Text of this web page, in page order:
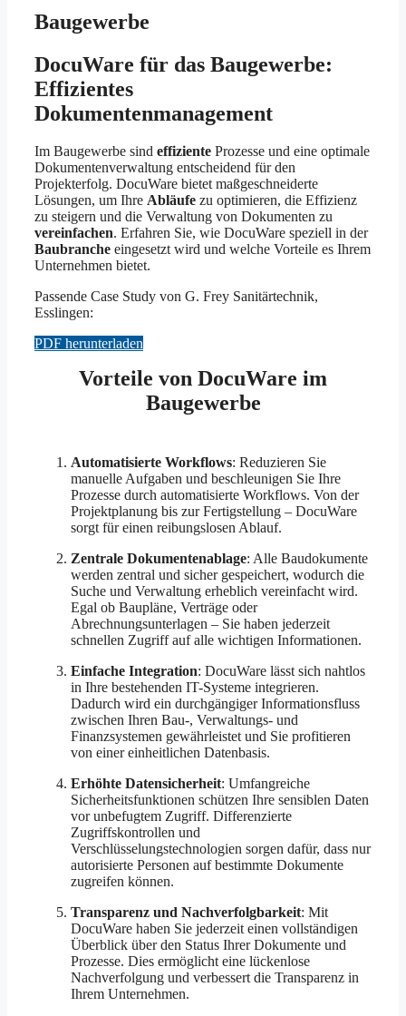
Baugewerbe
DocuWare für das Baugewerbe:
Effizientes
Dokumentenmanagement
Im Baugewerbe sind effiziente Prozesse und eine optimale
Dokumentenverwaltung entscheidend für den
Projekterfolg. DocuWare bietet maßgeschneiderte
Lösungen, um Ihre Abläufe zu optimieren, die Effizienz
zu steigern und die Verwaltung von Dokumenten zu
vereinfachen. Erfahren Sie, wie DocuWare speziell in der
Baubranche eingesetzt wird und welche Vorteile es Ihrem
Unternehmen bietet.
Passende Case Study von G. Frey Sanitärtechnik,
Esslingen:
PDF herunterladen
Vorteile von DocuWare im
Baugewerbe
Automatisierte Workflows: Reduzieren Sie
manuelle Aufgaben und beschleunigen Sie Ihre
Prozesse durch automatisierte Workflows. Von der
Projektplanung bis zur Fertigstellung – DocuWare
sorgt für einen reibungslosen Ablauf.
Zentrale Dokumentenablage: Alle Baudokumente
werden zentral und sicher gespeichert, wodurch die
Suche und Verwaltung erheblich vereinfacht wird.
Egal ob Baupläne, Verträge oder
Abrechnungsunterlagen – Sie haben jederzeit
schnellen Zugriff auf alle wichtigen Informationen.
Einfache Integration: DocuWare lässt sich nahtlos
in Ihre bestehenden IT-Systeme integrieren.
Dadurch wird ein durchgängiger Informationsfluss
zwischen Ihren Bau-, Verwaltungs- und
Finanzsystemen gewährleistet und Sie profitieren
von einer einheitlichen Datenbasis.
Erhöhte Datensicherheit: Umfangreiche
Sicherheitsfunktionen schützen Ihre sensiblen Daten
vor unbefugtem Zugriff. Differenzierte
Zugriffskontrollen und
Verschlüsselungstechnologien sorgen dafür, dass nur
autorisierte Personen auf bestimmte Dokumente
zugreifen können.
Transparenz und Nachverfolgbarkeit: Mit
DocuWare haben Sie jederzeit einen vollständigen
Überblick über den Status Ihrer Dokumente und
Prozesse. Dies ermöglicht eine lückenlose
Nachverfolgung und verbessert die Transparenz in
Ihrem Unternehmen.